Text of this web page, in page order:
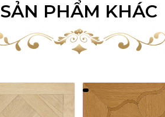
SẢN PHẨM KHÁC